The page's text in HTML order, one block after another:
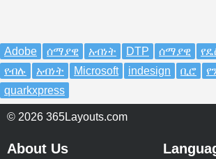
Adobe ሰማያዊ አብነት DTP ሰማያዊ
የብሉ
አብነት Microsoft indesign ቢሮ
quarkxpress
© 2026 365Layouts.com
About Us